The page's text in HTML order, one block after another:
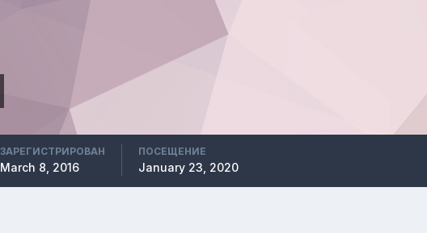
ЗАРЕГИСТРИРОВАН
March 8, 2016
ПОСЕЩЕНИЕ
January 23, 2020